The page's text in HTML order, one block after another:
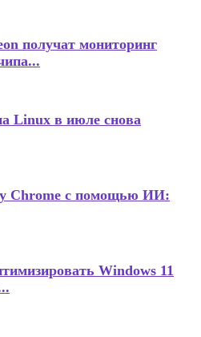
получат мониторинг
Linux в июле снова
Chrome с помощью ИИ:
Windows 11